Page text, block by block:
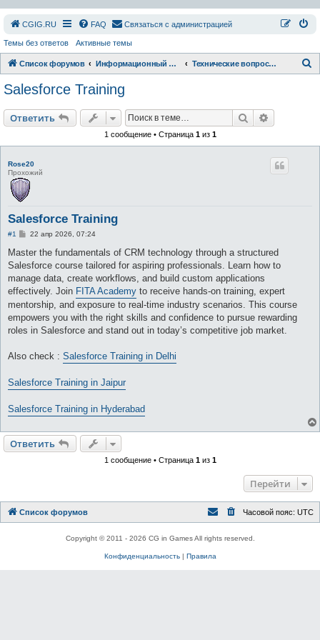
СGIG.RU FAQ Связаться с администрацией
Темы без ответов Активные темы
Список форумов Информационный раздел Технические вопросы форума и сайта
Salesforce Training
Ответить Поиск
1 сообщение • Страница 1из 1
Rose20
Прохожий
Salesforce Training
#1
С
о
щ
е
и
е
22 апр 2026, 07:24
Master the fundamentals of CRM technology through a structured
Salesforce course tailored for aspiring professionals. Learn how to
manage data, create workflows, and build custom applications
effectively. Join FITA Academy to receive hands-on training, expert
mentorship, and exposure to real-time industry scenarios. This course
empowers you with the right skills and confidence to pursue rewarding
roles in Salesforce and stand out in today’s competitive job market.
Also check : Salesforce Training in Delhi
Salesforce Training in Jaipur
Salesforce Training in Hyderabad
Ответить
1 сообщение • Страница 1из 1
Перейти
Список форумов Часовой пояс: UTC
Copyright © 2011 - 2026 CG in Games All rights reserved.
Конфиденциальность| Правила